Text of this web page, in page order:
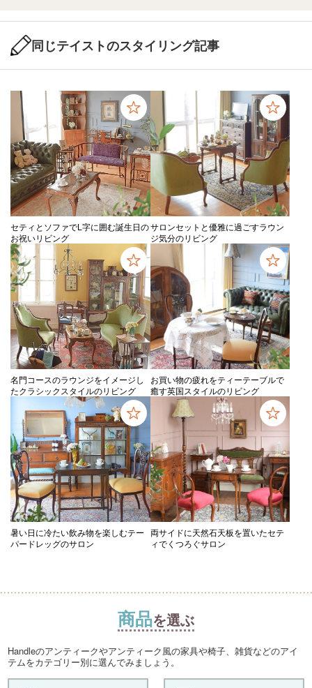
同じテイストのスタイリング記事
セティとソファでL字に囲む誕生日の
お祝いリビング
サロンセットと優雅に過ごすラウン
ジ気分のリビング
名門コースのラウンジをイメージし
たクラシックスタイルのリビング
お買い物の疲れをティーテーブルで
癒す英国スタイルのリビング
暑い日に冷たい飲み物を楽しむテー
パードレッグのサロン
両サイドに天然石天板を置いたセテ
ィでくつろぐサロン
商品を選ぶ
Handleのアンティークやアンティーク風の家具や椅子、雑貨などのアイ
テムをカテゴリー別に選んでみましょう。